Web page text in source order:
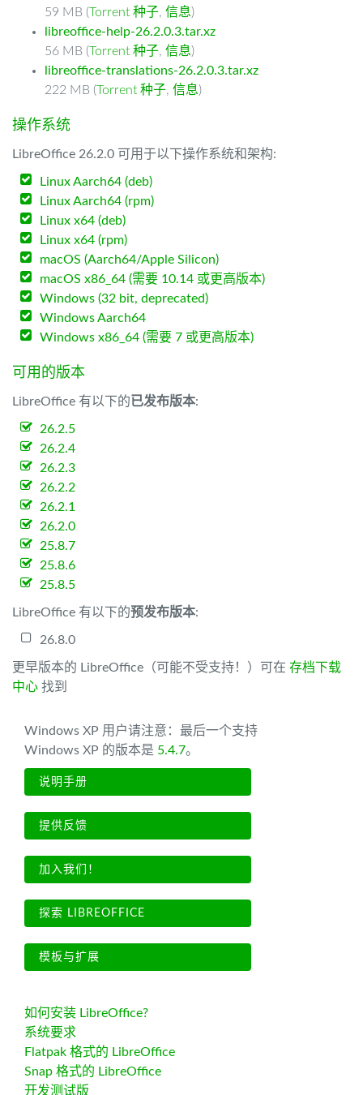
59 MB (Torrent 种子, 信息)
libreoffice-help-26.2.0.3.tar.xz
56 MB (Torrent 种子, 信息)
libreoffice-translations-26.2.0.3.tar.xz
222 MB (Torrent 种子, 信息)
操作系统
LibreOffice 26.2.0 可用于以下操作系统和架构:
Linux Aarch64 (deb)
Linux Aarch64 (rpm)
Linux x64 (deb)
Linux x64 (rpm)
macOS (Aarch64/Apple Silicon)
macOS x86_64 (需要 10.14 或更高版本)
Windows (32 bit, deprecated)
Windows Aarch64
Windows x86_64 (需要 7 或更高版本)
可用的版本
LibreOffice 有以下的已发布版本:
26.2.5
26.2.4
26.2.3
26.2.2
26.2.1
26.2.0
25.8.7
25.8.6
25.8.5
LibreOffice 有以下的预发布版本:
26.8.0
更早版本的 LibreOffice（可能不受支持！）可在 存档下载
中心 找到
Windows XP 用户请注意：最后一个支持
Windows XP 的版本是 5.4.7。
说明手册
提供反馈
加入我们！
探索 LIBREOFFICE
模板与扩展
如何安装 LibreOffice?
系统要求
Flatpak 格式的 LibreOffice
Snap 格式的 LibreOffice
开发测试版